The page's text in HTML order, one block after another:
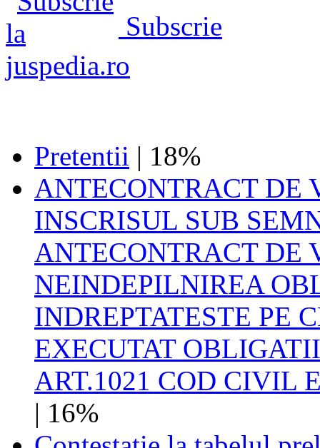
Subscrie
Pretentii | 18%
ANTECONTRACT DE
INSCRISUL SUB
ANTECONTRACT DE
NEINDEPILNIREA
INDREPTATESTE PE
EXECUTAT
ART.1021 COD CIVIL
| 16%